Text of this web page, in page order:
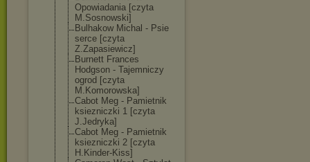
Opowiadania [czyta
M.Sosnowski]
Bulhakow Michal - Psie
serce [czyta
Z.Zapasiewicz]
Burnett Frances
Hodgson - Tajemniczy
ogrod [czyta
M.Komorowska]
Cabot Meg - Pamietnik
ksiezniczki 1 [czyta
J.Jedryka]
Cabot Meg - Pamietnik
ksiezniczki 2 [czyta
H.Kinder-Kiss]